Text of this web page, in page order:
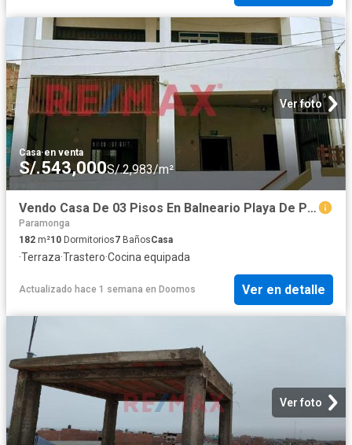
Ver foto
Casa·en venta
S/.543,000S/.2,983/m²
Vendo Casa De 03 Pisos En Balneario Playa De Puerto Chico Barranca
Paramonga
182 m²10 Dormitorios7 BañosCasa
·Terraza·Trastero·Cocina equipada
Actualizado hace 1 semana en Doomos Ver en detalle
Ver foto